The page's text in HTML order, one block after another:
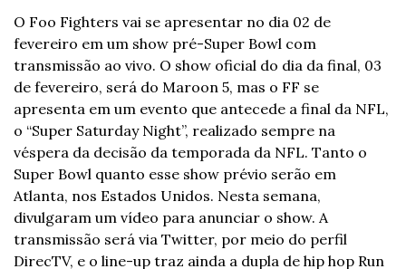
O Foo Fighters vai se apresentar no dia 02 de
fevereiro em um show pré-Super Bowl com
transmissão ao vivo. O show oficial do dia da final, 03
de fevereiro, será do Maroon 5, mas o FF se
apresenta em um evento que antecede a final da NFL,
o “Super Saturday Night”, realizado sempre na
véspera da decisão da temporada da NFL. Tanto o
Super Bowl quanto esse show prévio serão em
Atlanta, nos Estados Unidos. Nesta semana,
divulgaram um vídeo para anunciar o show. A
transmissão será via Twitter, por meio do perfil
DirecTV, e o line-up traz ainda a dupla de hip hop Run